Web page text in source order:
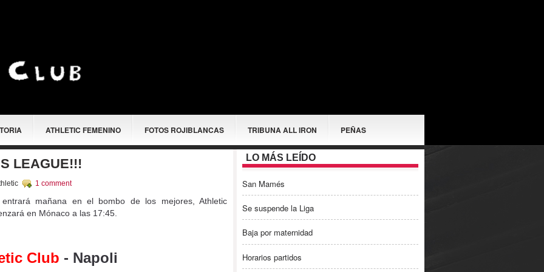
ATHLETIC FEMENINO FOTOS ROJIBLANCAS TRIBUNA ALL IRON PEÑAS
LEAGUE!!!
1 comment
mañana en el bombo de los mejores, Athletic
en Mónaco a las 17:45.
Club - Napoli
LO MÁS LEÍDO
San Mamés
Se suspende la Liga
Baja por maternidad
Horarios partidos